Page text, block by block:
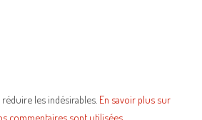
les indésirables. En savoir plus sur